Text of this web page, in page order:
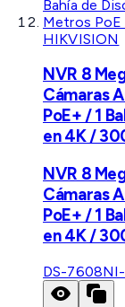
HIKVISION
NVR 8
Cámaras
PoE+ / 1
en 4K /
NVR 8
Cámaras
PoE+ / 1
en 4K /
DS-